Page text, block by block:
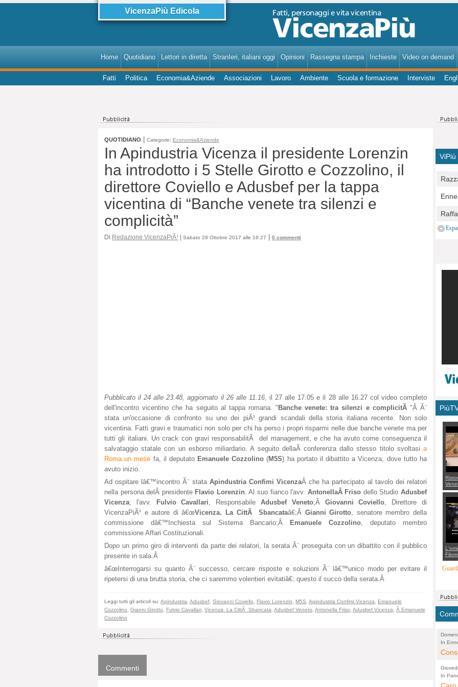
VicenzaPiù Edicola
Home Quotidiano Lettori in diretta StranIeri, italiani oggi Opinioni Rassegna stampa Inchieste Video on demand
Fatti Politica Economia&Aziende Associazioni Lavoro Ambiente Scuola e formazione Interviste
QUOTIDIANO Categorie: Economia&Aziende
In Apindustria Vicenza il presidente Lorenzin
ha introdotto i 5 Stelle Girotto e Cozzolino, il
direttore Coviello e Adusbef per la tappa
vicentina di “Banche venete tra silenzi e
complicità”
Di Redazione VicenzaPiÃ¹ | Sabato 28 Ottobre 2017 alle 16:27 0 commenti
Pubblicato il 24 alle 23.48, aggiornato il 26 alle 11.16, il 27 alle 17.05 e il 28 alle 16.27 col video completo
dell'incontro vicentino che ha seguito al tappa romana. "Banche venete: tra silenzi e complicitÃ "Â Ã¨
stata un'occasione di confronto su uno dei piÃ¹ grandi scandali della storia italiana recente. Non solo
vicentina. Fatti gravi e traumatici non solo per chi ha perso i propri risparmi nelle due banche venete ma per
tutti gli italiani. Un crack con gravi responsabilitÃ del management, e che ha avuto come conseguenza il
salvataggio statale con un esborso miliardario. A seguito dellaÂ conferenza dallo stesso titolo svoltasi a
Roma un mese fa, il deputato Emanuele Cozzolino(M5S) ha portato il dibattito a Vicenza, dove tutto ha
avuto inizio.
Ad ospitare lâ€™incontro Ã¨ stata Apindustria Confimi VicenzaÂ che ha partecipato al tavolo dei relatori
nella persona delÂ presidente Flavio Lorenzin . Al suo fianco l'avv. AntonellaÂ Friso dello StudioAdusbef
Vicenza; l'avv. Fulvio Cavallari , ResponsabileAdusbef Veneto;Â Giovanni Coviello , Direttore di
VicenzaPiÃ¹ e autore di â€œVicenza. La CittÃ Sbancataâ€;Â Gianni Girotto , senatore membro della
commissione dâ€™Inchiesta sul Sistema Bancario;Â
Emanuele Cozzolino , deputato membro
commissione Affari Costituzionali.
Dopo un primo giro di interventi da parte dei relatori, la serata Ã¨ proseguita con un dibattito con il pubblico
presente in sala.Â
â€œInterrogarsi su quanto Ã¨ successo, cercare risposte e soluzioni Ã¨ lâ€™unico modo per evitare il
ripetersi di una brutta storia, che ci saremmo volentieri evitatiâ€: questo il succo della serata.Â
Leggi tutti gli articoli su: Apindustria, Adusbef, Giovanni Coviello, Flavio Lorenzin, M5S, Apindustria Confimi Vicenza, Emanuele
Cozzolino, Gianni Girotto, Fulvio Cavallari, Vicenza. La CittÃ Sbancata, Adusbef Veneto, Antonella Friso, Adusbef Vicenza, Â Emanuele
Cozzolino
Commenti
ViPiù
per
E
con
In
In